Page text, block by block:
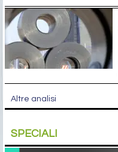
Altre analisi
SPECIALI